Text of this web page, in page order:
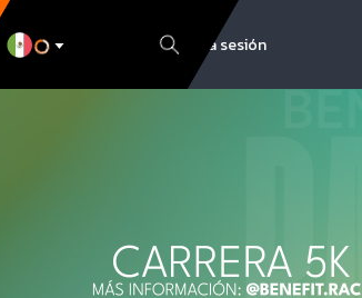
Inicia sesión